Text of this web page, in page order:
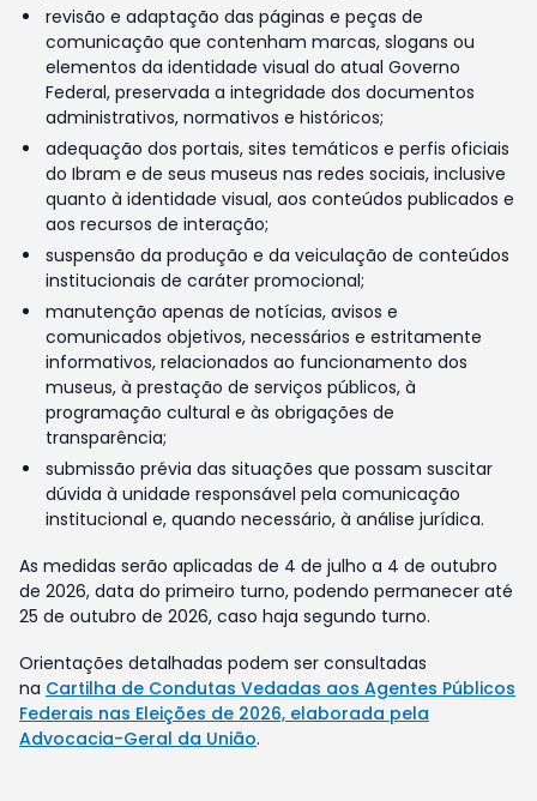
revisão e adaptação das páginas e peças de
comunicação que contenham marcas, slogans ou
elementos da identidade visual do atual Governo
Federal, preservada a integridade dos documentos
administrativos, normativos e históricos;
adequação dos portais, sites temáticos e perfis oficiais
do Ibram e de seus museus nas redes sociais, inclusive
quanto à identidade visual, aos conteúdos publicados e
aos recursos de interação;
suspensão da produção e da veiculação de conteúdos
institucionais de caráter promocional;
manutenção apenas de notícias, avisos e
comunicados objetivos, necessários e estritamente
informativos, relacionados ao funcionamento dos
museus, à prestação de serviços públicos, à
programação cultural e às obrigações de
transparência;
submissão prévia das situações que possam suscitar
dúvida à unidade responsável pela comunicação
institucional e, quando necessário, à análise jurídica.
As medidas serão aplicadas de 4 de julho a 4 de outubro
de 2026, data do primeiro turno, podendo permanecer até
25 de outubro de 2026, caso haja segundo turno.
Orientações detalhadas podem ser consultadas
na Cartilha de Condutas Vedadas aos Agentes Públicos
Federais nas Eleições de 2026, elaborada pela
Advocacia-Geral da União.